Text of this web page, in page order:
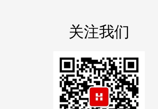
关注我们